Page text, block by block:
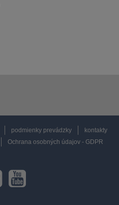
podmienky prevádzky
kontakty
Ochrana osobných údajov - GDPR